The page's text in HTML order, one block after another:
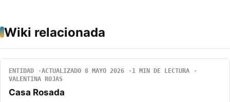
Wiki relacionada
ENTIDAD ACTUALIZADO 8 MAYO 2026
1 MIN DE LECTURA
VALENTINA ROJAS
Casa Rosada